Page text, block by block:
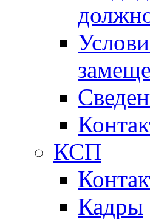
КСП
Кадры